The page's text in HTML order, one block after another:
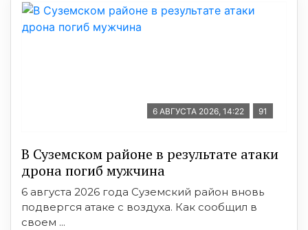
6 АВГУСТА 2026, 14:22 91
В Суземском районе в результате атаки
дрона погиб мужчина
6 августа 2026 года Суземский район вновь
подвергся атаке с воздуха. Как сообщил в
своем ...